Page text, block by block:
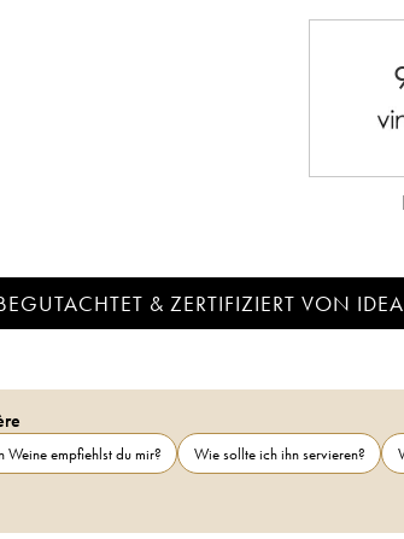
& ZERTIFIZIERT VON
Weine empfiehlst du mir? Wie sollte ich ihn servieren?